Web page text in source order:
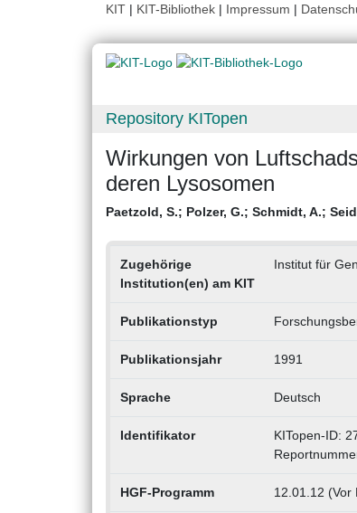
KIT | KIT-Bibliothek | Impressum |
Repository KITopen
Wirkungen von
deren Lysosomen
Paetzold, S.; Polzer, G.; Schmidt, A.;
Zugehörige
Institution(en) am KIT
Institut für
Publikationstyp
Publikationsjahr 1991
Sprache Deutsch
Identifikator
KITopen-ID:
HGF-Programm 12.01.12 (Vor